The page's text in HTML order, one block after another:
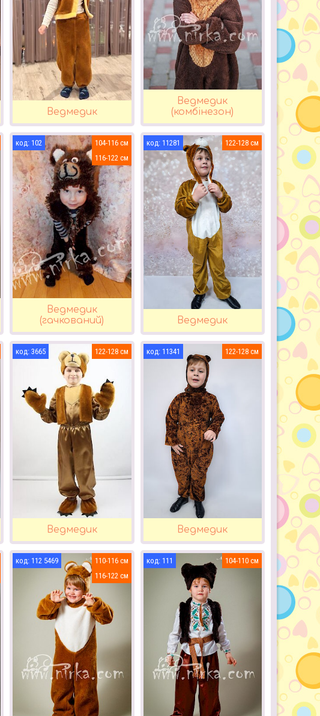
Ведмедик
Ведмедик
(комбінезон)
102
104-116
116-122
Ведмедик
(гачкований)
11281 122-128
Ведмедик
3665 122-128
Ведмедик
11341 122-128
Ведмедик
112 5469
110-116
116-122
111 104-110